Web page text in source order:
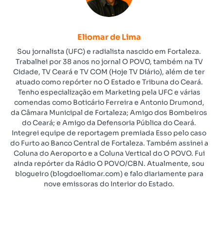
Eliomar de Lima
Sou jornalista (UFC) e radialista nascido em Fortaleza.
Trabalhei por 38 anos no jornal O POVO, também na TV
Cidade, TV Ceará e TV COM (Hoje TV Diário), além de ter
atuado como repórter no O Estado e Tribuna do Ceará.
Tenho especialização em Marketing pela UFC e várias
comendas como Boticário Ferreira e Antonio Drumond,
da Câmara Municipal de Fortaleza; Amigo dos Bombeiros
do Ceará; e Amigo da Defensoria Pública do Ceará.
Integrei equipe de reportagem premiada Esso pelo caso
do Furto ao Banco Central de Fortaleza. Também assinei a
Coluna do Aeroporto e a Coluna Vertical do O POVO. Fui
ainda repórter da Rádio O POVO/CBN. Atualmente, sou
blogueiro (blogdoeliomar.com) e falo diariamente para
nove emissoras do Interior do Estado.